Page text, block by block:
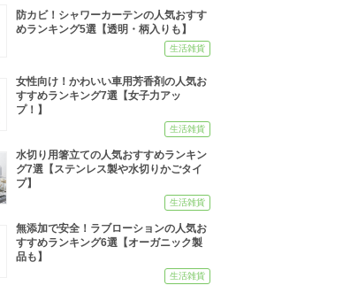
防カビ！シャワーカーテンの人気おすす
めランキング5選【透明・柄入りも】
生活雑貨
女性向け！かわいい車用芳香剤の人気お
すすめランキング7選【女子力アッ
プ！】
生活雑貨
水切り用箸立ての人気おすすめランキン
グ7選【ステンレス製や水切りかごタイ
プ】
生活雑貨
無添加で安全！ラブローションの人気お
すすめランキング6選【オーガニック製
品も】
生活雑貨